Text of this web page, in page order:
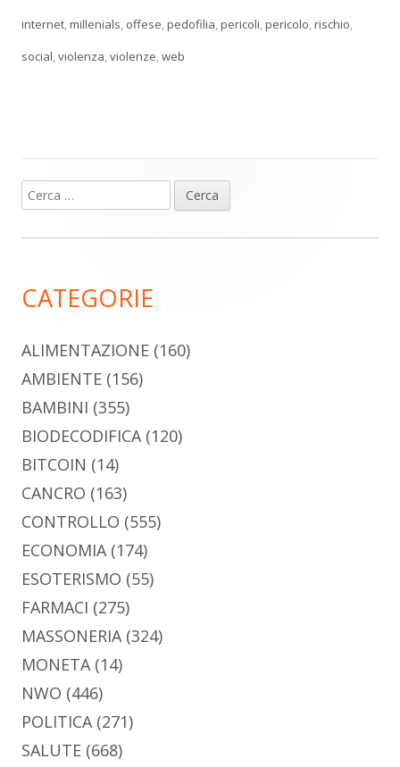
internet,millenials, offese,pedofilia,pericoli,pericolo,rischio,
social,violenza,violenze,web
Barra
laterale
Ricerca
per:
CATEGORIE
ALIMENTAZIONE (160)
AMBIENTE (156)
BAMBINI (355)
BIODECODIFICA(120)
BITCOIN (14)
CANCRO (163)
CONTROLLO (555)
ECONOMIA(174)
ESOTERISMO (55)
FARMACI (275)
MASSONERIA(324)
MONETA(14)
NWO (446)
POLITICA(271)
SALUTE (668)